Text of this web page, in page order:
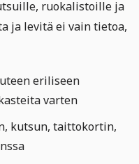
ruokalistoille ja
ja levitä ei vain tietoa,
eriliseen
varten
kutsun, taittokortin,